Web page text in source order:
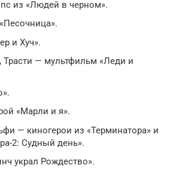
из «Людей в черном».
и Хуч».
— мультфильм «Леди и
«Марли и я».
— киногерои из «Терминатора» и
2: Судный день».
украл Рождество».